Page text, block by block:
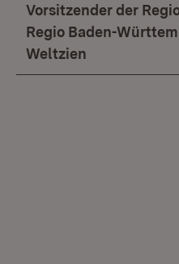
Vorsitzender der
Regio Baden-
Weltzien